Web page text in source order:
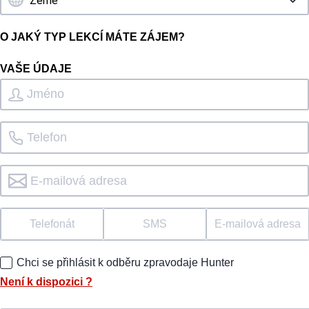
O JAKÝ TYP LEKCÍ MÁTE ZÁJEM?
VAŠE ÚDAJE
Telefonát SMS E-mailová adresa
Chci se přihlásit k odběru zpravodaje Hunter
Není k dispozici ?